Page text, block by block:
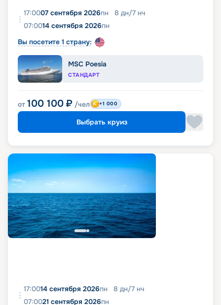
17:0007 сентября 2026пн 8 дн/7 нч
07:0014 сентября 2026пн
Вы посетите 1 страну:
MSC Poesia
СТАНДАРТ
от 100 100 ₽ /чел +1 000
Выбрать круиз
17:0014 сентября 2026пн 8 дн/7 нч
07:0021 сентября 2026пн